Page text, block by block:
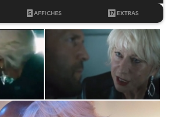
5 AFFICHES 17 EXTRAS